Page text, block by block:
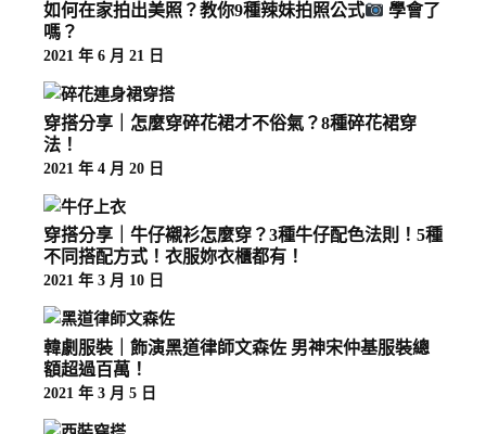
如何在家拍出美照？教你9種辣妹拍照公式
學會了
嗎？
2021 年 6 月 21 日
穿搭分享｜怎麼穿碎花裙才不俗氣？8種碎花裙穿
法！
2021 年 4 月 20 日
穿搭分享｜牛仔襯衫怎麼穿？3種牛仔配色法則！5種
不同搭配方式！衣服妳衣櫃都有！
2021 年 3 月 10 日
韓劇服裝｜飾演黑道律師文森佐 男神宋仲基服裝總
額超過百萬！
2021 年 3 月 5 日